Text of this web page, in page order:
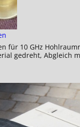
für 10 GHz
gedreht, Abgleich